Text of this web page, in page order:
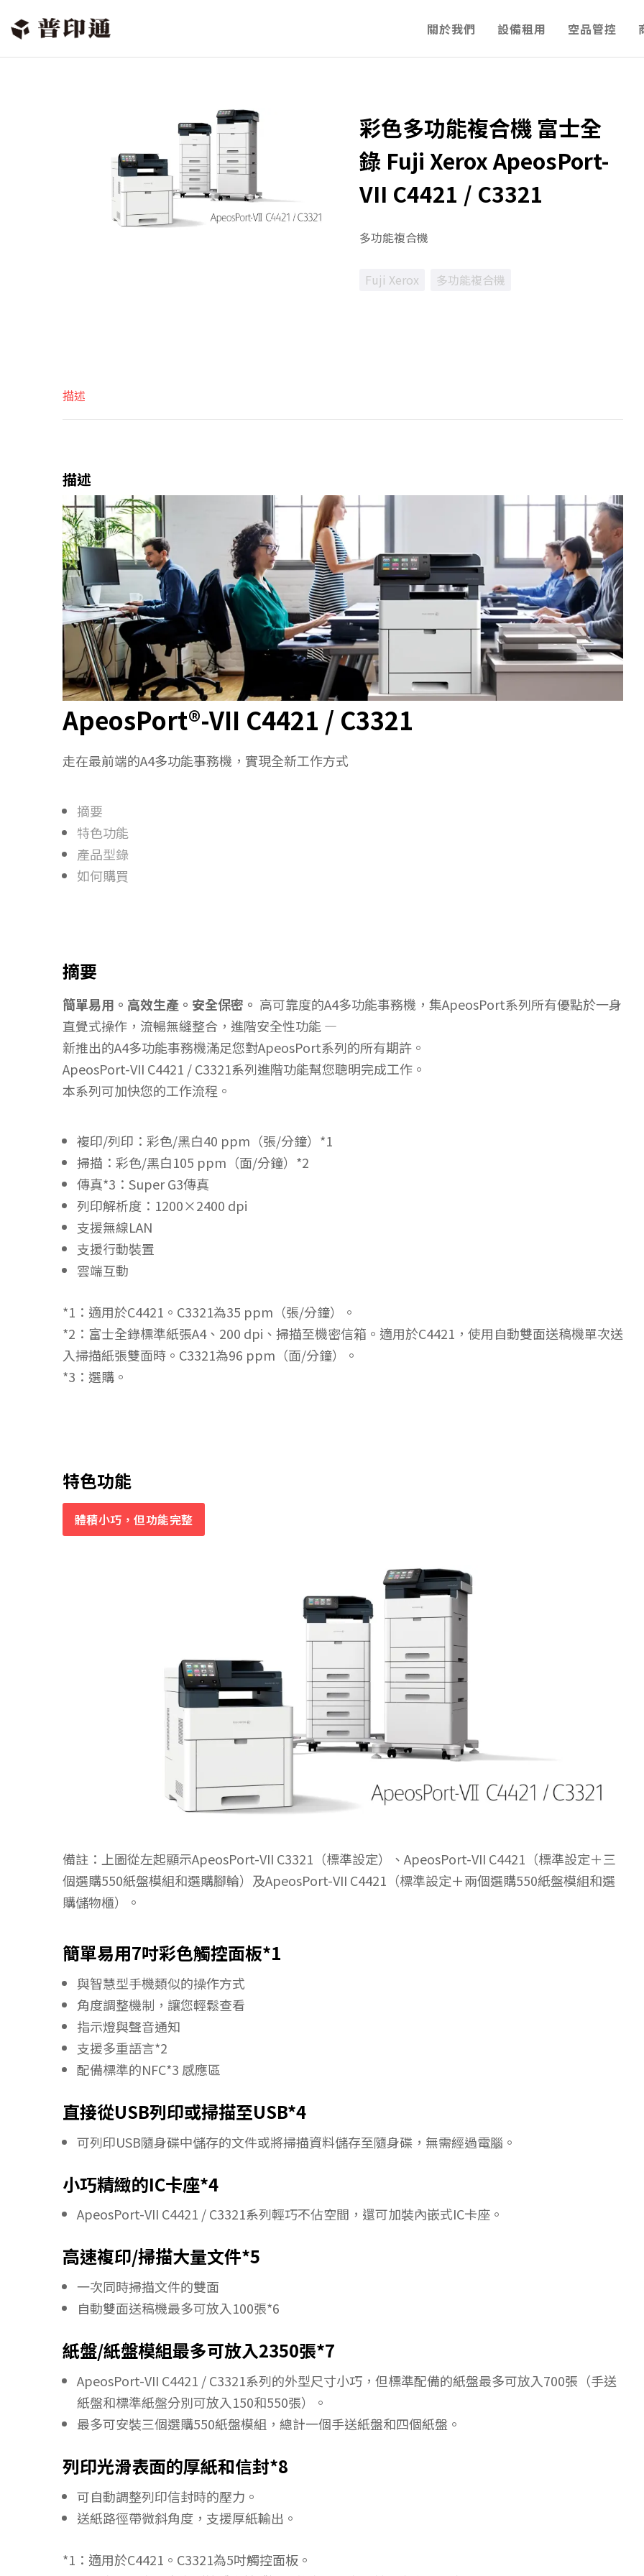
關於我們 設備租用 空品管控
彩色多功能複合機 富士全
錄 Fuji Xerox ApeosPort-
VII C4421 / C3321
多功能複合機
Fuji Xerox 多功能複合機
描述
描述
ApeosPort®-VII C4421 / C3321
走在最前端的A4多功能事務機，實現全新工作方式
摘要
特色功能
產品型錄
如何購買
摘要
簡單易用。高效生產。安全保密。 高可靠度的A4多功能事務機，集ApeosPort系列所有優點於一身
直覺式操作，流暢無縫整合，進階安全性功能 —
新推出的A4多功能事務機滿足您對ApeosPort系列的所有期許。
ApeosPort-VII C4421 / C3321系列進階功能幫您聰明完成工作。
本系列可加快您的工作流程。
複印/列印：彩色/黑白40 ppm（張/分鐘）*1
掃描：彩色/黑白105 ppm（面/分鐘）*2
傳真*3：Super G3傳真
列印解析度：1200×2400 dpi
支援無線LAN
支援行動裝置
雲端互動
*1：適用於C4421。C3321為35 ppm（張/分鐘）。
*2：富士全錄標準紙張A4、200 dpi、掃描至機密信箱。適用於C4421，使用自動雙面送稿機單次送
入掃描紙張雙面時。C3321為96 ppm（面/分鐘）。
*3：選購。
特色功能
體積小巧，但功能完整
備註：上圖從左起顯示ApeosPort-VII C3321（標準設定）、ApeosPort-VII C4421（標準設定＋三
個選購550紙盤模組和選購腳輪）及ApeosPort-VII C4421（標準設定＋兩個選購550紙盤模組和選
購儲物櫃）。
簡單易用7吋彩色觸控面板*1
與智慧型手機類似的操作方式
角度調整機制，讓您輕鬆查看
指示燈與聲音通知
支援多重語言*2
配備標準的NFC*3 感應區
直接從USB列印或掃描至USB*4
可列印USB隨身碟中儲存的文件或將掃描資料儲存至隨身碟，無需經過電腦。
小巧精緻的IC卡座*4
ApeosPort-VII C4421 / C3321系列輕巧不佔空間，還可加裝內嵌式IC卡座。
高速複印/掃描大量文件*5
一次同時掃描文件的雙面
自動雙面送稿機最多可放入100張*6
紙盤/紙盤模組最多可放入2350張*7
ApeosPort-VII C4421 / C3321系列的外型尺寸小巧，但標準配備的紙盤最多可放入700張（手送
紙盤和標準紙盤分別可放入150和550張）。
最多可安裝三個選購550紙盤模組，總計一個手送紙盤和四個紙盤。
列印光滑表面的厚紙和信封*8
可自動調整列印信封時的壓力。
送紙路徑帶微斜角度，支援厚紙輸出。
*1：適用於C4421。C3321為5吋觸控面板。